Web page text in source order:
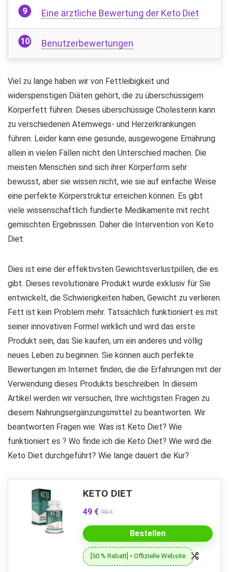
Eine ärztliche Bewertung der Keto Diet
Benutzerbewertungen
Viel zu lange haben wir von Fettleibigkeit und
widerspenstigen Diäten gehört, die zu überschüssigem
Körperfett führen. Dieses überschüssige Cholesterin kann
zu verschiedenen Atemwegs- und Herzerkrankungen
führen. Leider kann eine gesunde, ausgewogene Ernährung
allein in vielen Fällen nicht den Unterschied machen. Die
meisten Menschen sind sich ihrer Körperform sehr
bewusst, aber sie wissen nicht, wie sie auf einfache Weise
eine perfekte Körperstruktur erreichen können. Es gibt
viele wissenschaftlich fundierte Medikamente mit recht
gemischten Ergebnissen. Daher die Intervention von Keto
Diet.
Dies ist eine der effektivsten Gewichtsverlustpillen, die es
gibt. Dieses revolutionäre Produkt wurde exklusiv für Sie
entwickelt, die Schwierigkeiten haben, Gewicht zu verlieren.
Fett ist kein Problem mehr. Tatsächlich funktioniert es mit
seiner innovativen Formel wirklich und wird das erste
Produkt sein, das Sie kaufen, um ein anderes und völlig
neues Leben zu beginnen. Sie können auch perfekte
Bewertungen im Internet finden, die die Erfahrungen mit der
Verwendung dieses Produkts beschreiben. In diesem
Artikel werden wir versuchen, Ihre wichtigsten Fragen zu
diesem Nahrungsergänzungsmittel zu beantworten. Wir
beantworten Fragen wie: Was ist Keto Diet? Wie
funktioniert es ? Wo finde ich die Keto Diet? Wie wird die
Keto Diet durchgeführt? Wie lange dauert die Kur?
KETO DIET
49 € 98 €
Bestellen
[50 % Rabatt] • Offizielle Website